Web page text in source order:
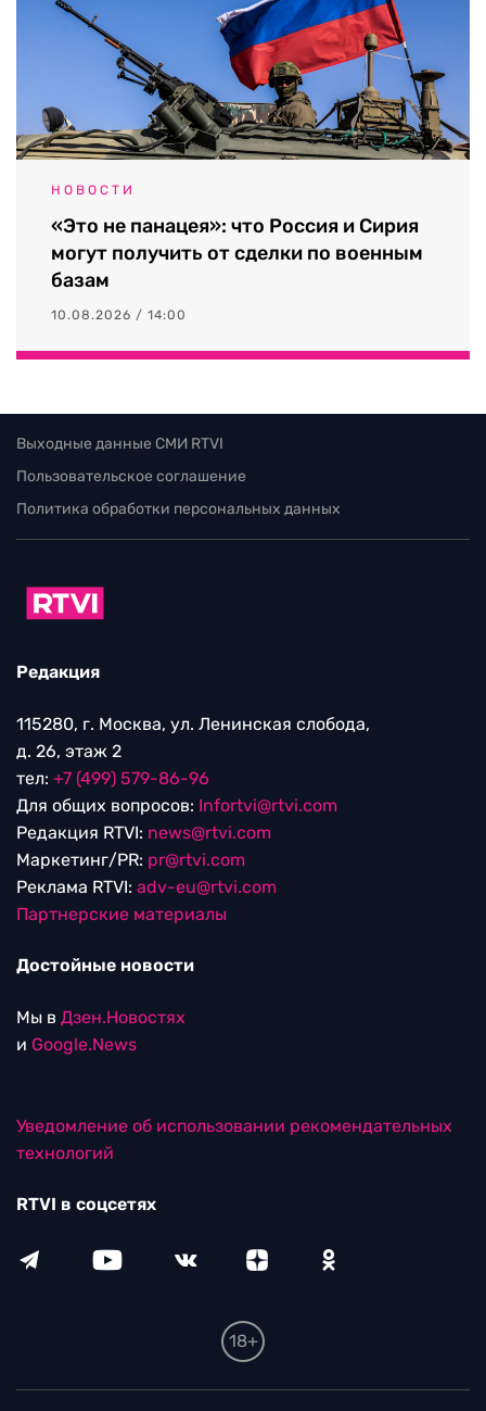
НОВОСТИ
«Это не панацея»: что Россия и Сирия
могут получить от сделки по военным
базам
10.08.2026 / 14:00
Выходные данные СМИ RTVI
Пользовательское соглашение
Политика обработки персональных данных
Редакция
115280, г. Москва, ул. Ленинская слобода,
д. 26, этаж 2
тел: +7 (499) 579-86-96
Для общих вопросов: Infortvi@rtvi.com
Редакция RTVI: news@rtvi.com
Маркетинг/PR: pr@rtvi.com
Реклама RTVI: adv-eu@rtvi.com
Партнерские материалы
Достойные новости
Мы в Дзен.Новостях
и Google.News
Уведомление об использовании рекомендательных
технологий
RTVI в соцсетях
18+